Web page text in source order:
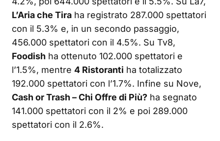
L’Aria che Tira ha registrato 287.000 spettatori
con il 5.3% e, in un secondo passaggio,
456.000 spettatori con il 4.5%. Su Tv8,
Foodish ha ottenuto 102.000 spettatori e
l’1.5%, mentre 4 Ristoranti ha totalizzato
192.000 spettatori con l’1.7%. Infine su Nove,
Cash or Trash – Chi Offre di Più? ha segnato
141.000 spettatori con il 2% e poi 289.000
spettatori con il 2.6%.